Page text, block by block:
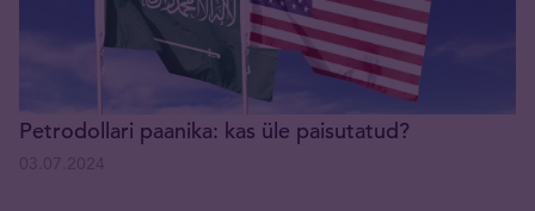
Petrodollari paanika: kas üle paisutatud?